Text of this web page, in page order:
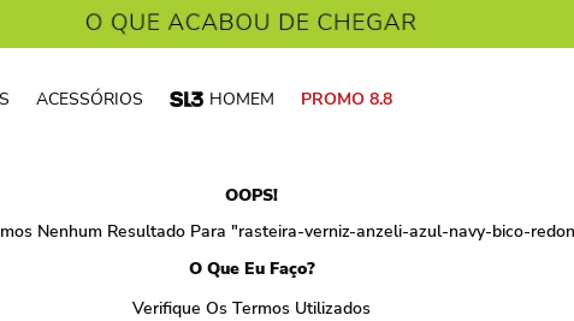
ACESSÓRIOS HOMEM PROMO 8.8
OOPS!
Nenhum Resultado Para "rasteira-verniz-anzeli-azul-navy-bico-
O Que Eu Faço?
Verifique Os Termos Utilizados